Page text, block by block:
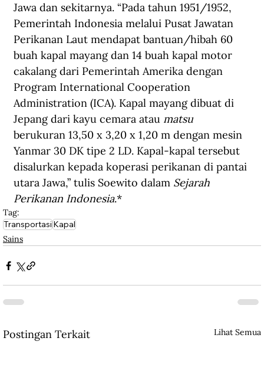
Jawa dan sekitarnya. “Pada tahun 1951/1952,
Pemerintah Indonesia melalui Pusat Jawatan
Perikanan Laut mendapat bantuan/hibah 60
buah kapal mayang dan 14 buah kapal motor
cakalang dari Pemerintah Amerika dengan
Program International Cooperation
Administration (ICA). Kapal mayang dibuat di
Jepang dari kayu cemara atau matsu
berukuran 13,50 x 3,20 x 1,20 m dengan mesin
Yanmar 30 DK tipe 2 LD. Kapal-kapal tersebut
disalurkan kepada koperasi perikanan di pantai
utara Jawa,” tulis Soewito dalam Sejarah
Perikanan Indonesia.*
Tag:
TransportasiKapal
Sains
Postingan Terkait Lihat Semua